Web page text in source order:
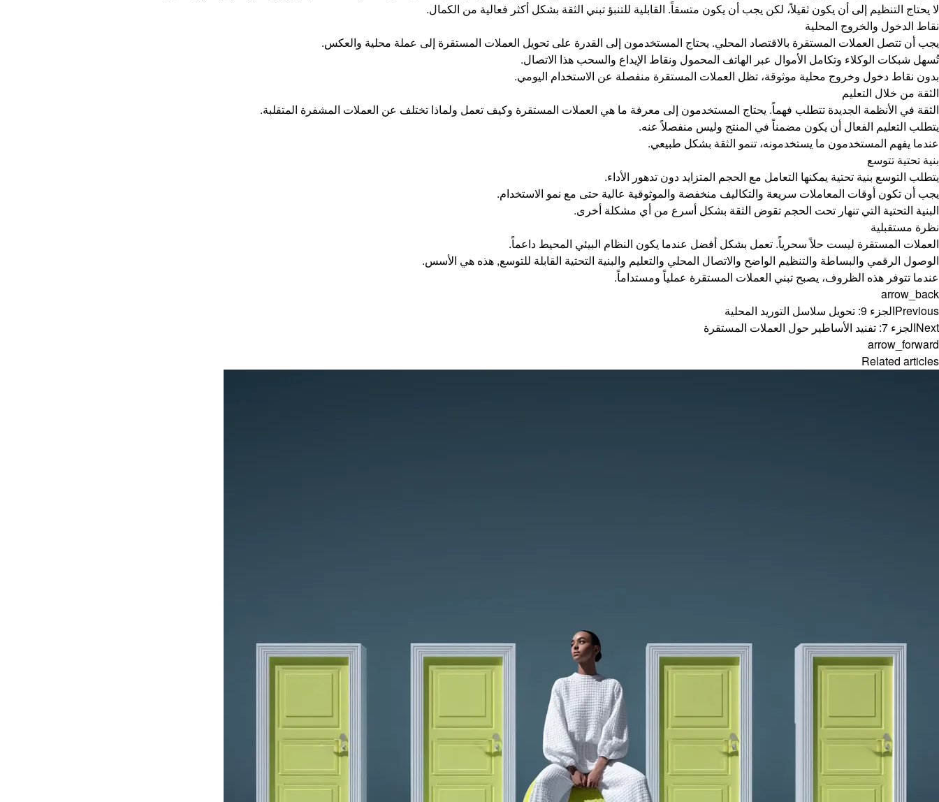
لا يحتاج التنظيم إلى أن يكون ثقيلاً، لكن يجب أن يكون متسقاً. القابلية للتنبؤ تبني الثقة بشكل أكثر فعالية من الكمال.
نقاط الدخول والخروج المحلية
يجب أن تتصل العملات المستقرة بالاقتصاد المحلي. يحتاج المستخدمون إلى القدرة على تحويل العملات المستقرة إلى عملة محلية والعكس.
تُسهل شبكات الوكلاء وتكامل الأموال عبر الهاتف المحمول ونقاط الإيداع والسحب هذا الاتصال.
بدون نقاط دخول وخروج محلية موثوقة، تظل العملات المستقرة منفصلة عن الاستخدام اليومي.
الثقة من خلال التعليم
الثقة في الأنظمة الجديدة تتطلب فهماً. يحتاج المستخدمون إلى معرفة ما هي العملات المستقرة وكيف تعمل ولماذا تختلف عن العملات المشفرة المتقلبة.
يتطلب التعليم الفعال أن يكون مضمناً في المنتج وليس منفصلاً عنه.
عندما يفهم المستخدمون ما يستخدمونه، تنمو الثقة بشكل طبيعي.
بنية تحتية تتوسع
يتطلب التوسع بنية تحتية يمكنها التعامل مع الحجم المتزايد دون تدهور الأداء.
يجب أن تكون أوقات المعاملات سريعة والتكاليف منخفضة والموثوقية عالية حتى مع نمو الاستخدام.
البنية التحتية التي تنهار تحت الحجم تقوض الثقة بشكل أسرع من أي مشكلة أخرى.
نظرة مستقبلية
العملات المستقرة ليست حلاً سحرياً. تعمل بشكل أفضل عندما يكون النظام البيئي المحيط داعماً.
الوصول الرقمي والبساطة والتنظيم الواضح والاتصال المحلي والتعليم والبنية التحتية القابلة للتوسع, هذه هي الأسس.
عندما تتوفر هذه الظروف، يصبح تبني العملات المستقرة عملياً ومستداماً.
arrow_back
Previousالجزء 9: تحويل سلاسل التوريد المحلية
Nextالجزء 7: تفنيد الأساطير حول العملات المستقرة
arrow_forward
Related articles